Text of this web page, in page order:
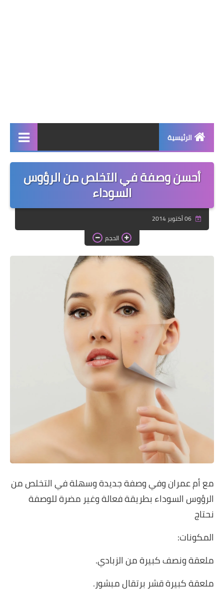
الرئيسية
صحة وجمال
نصائح ومعلومات
دروس الراندة للمبتدئات
اللباس التقليدي
أحسن وصفة في التخلص من الرؤوس
السوداء
06 أكتوبر 2014
الحجم
مع أم عمران وفي وصفة جديدة وسهلة في التخلص من
الرؤوس السوداء بطريقة فعالة وغير مضرة للوصفة
نحتاج
المكونات:
ملعقة ونصف كبيرة من الزبادي.
ملعقة كبيرة قشر برتقال مبشور.